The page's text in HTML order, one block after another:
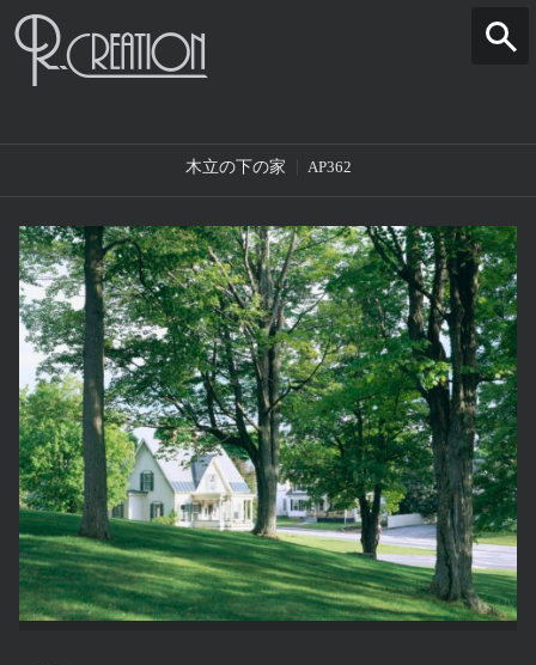
木立の下の家 AP362